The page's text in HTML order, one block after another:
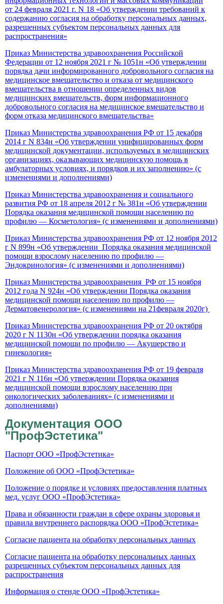
от 24 февраля 2021 г. N 18 «Об утверждении требований к
содержанию согласия на обработку персональных данных,
разрешенных субъектом персональных данных для
распространения»
Приказ Министерства здравоохранения Российской
Федерации от 12 ноября 2021 г № 1051н «Об утверждении
порядка дачи информированного добровольного согласия на
медицинское вмешательство и отказа от медицинского
вмешательства в отношении определенных видов
медицинских вмешательств, форм информационного
добровольного согласия на медицинское вмешательство и
форм отказа медицинского вмешательства»
Приказ Министерства здравоохранения РФ от 15 декабря
2014 г N 834н «Об утверждении унифицированных форм
медицинской документации, используемых в медицинских
организациях, оказывающих медицинскую помощь в
амбулаторных условиях, и порядков и их заполнению» (с
изменениями и дополнениями)
Приказ Министерства здравоохранения и социального
развития РФ от 18 апреля 2012 г № 381н «Об утверждении
Порядка оказания медицинской помощи населению по
профилю — Косметология» (с изменениями и дополнениями)
Приказ Министерства здравоохранения РФ от 12 ноября 2012
г N 899н «Об утверждении Порядка оказания медицинской
помощи взрослому населению по профилю —
Эндокринология» (с изменениями и дополнениями)
Приказ Министерства здравоохранения РФ от 15 ноября
2012 года N 924н «Об утверждении Порядка оказания
медицинской помощи населению по профилю —
Дерматовенерология» (с изменениями на 21февраля 2020г)
Приказ Министерства здравоохранения РФ от 20 октября
2020 г N 1130н «Об утверждении порядка оказания
медицинской помощи по профилю — Акушерство и
гинекология»
Приказ Министерства здравоохранения РФ от 19 февраля
2021 г N 116н «Об утверждении Порядка оказания
медицинской помощи взрослому населению при
онкологических заболеваниях» (с изменениями и
дополнениями)
Документация ООО
"ПрофЭстетика"
Паспорт ООО «ПрофЭстетика»
Положение об ООО «ПрофЭстетика»
Положение о порядке и условиях предоставления платных
мед. услуг ООО «ПрофЭстетика»
Права и обязанности граждан в сфере охраны здоровья и
правила внутреннего распорядка ООО «ПрофЭстетика»
Согласие пациента на обработку персональных данных
Согласие пациента на обработку персональных данных
разрешенных субъектом персональных данных для
распространения
Информация о стенде ООО «ПрофЭстетика»